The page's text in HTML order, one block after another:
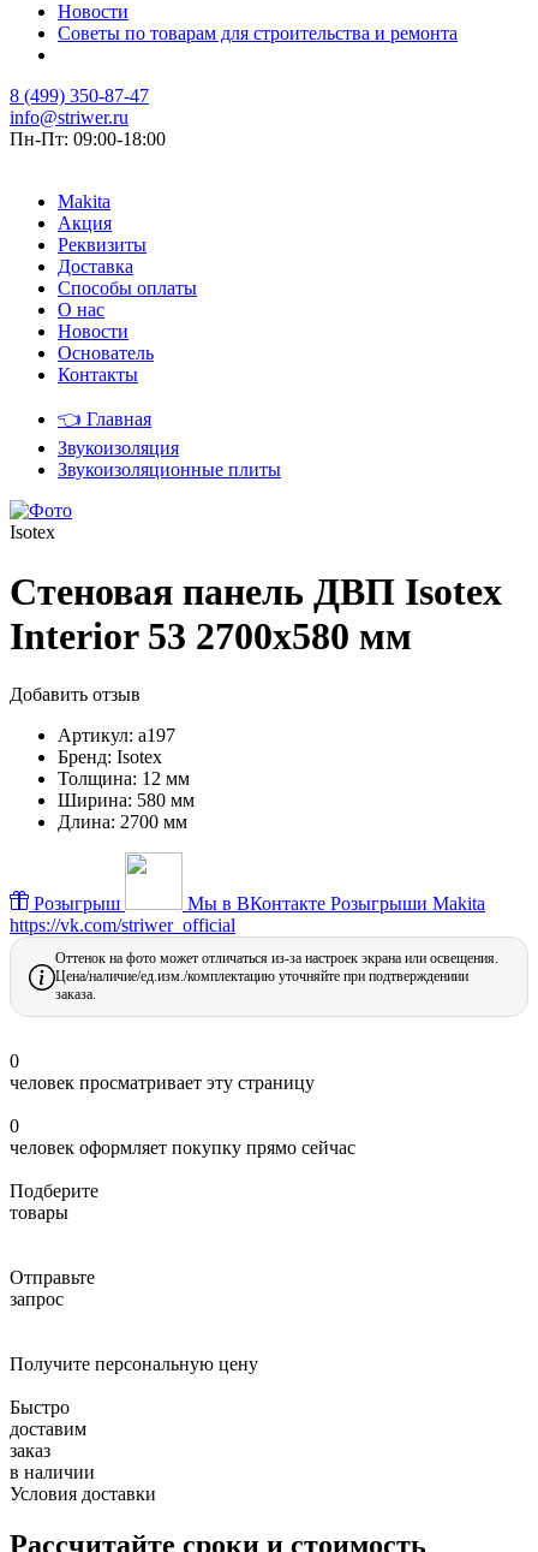
Новости
Советы по товарам для строительства и ремонта
8 (499) 350-87-47
info@striwer.ru
Пн-Пт: 09:00-18:00
Makita
Акция
Реквизиты
Доставка
Способы оплаты
О нас
Новости
Основатель
Контакты
👈 Главная
Звукоизоляция
Звукоизоляционные плиты
Isotex
Стеновая панель ДВП Isotex
Interior 53 2700х580 мм
Добавить отзыв
Артикул: a197
Бренд: Isotex
Толщина: 12 мм
Ширина: 580 мм
Длина: 2700 мм
Розыгрыш Мы в ВКонтакте Розыгрыши Makita
https://vk.com/striwer_official
Оттенок на фото может отличаться из-за настроек экрана или освещения.
Цена/наличие/ед.изм./комплектацию уточняйте при подтверждениии
заказа.
0
человек просматривает эту страницу
0
человек оформляет покупку прямо сейчас
Подберите
товары
Отправьте
запрос
Получите персональную цену
Быстро
доставим
заказ
в наличии
Условия доставки
Рассчитайте сроки и стоимость